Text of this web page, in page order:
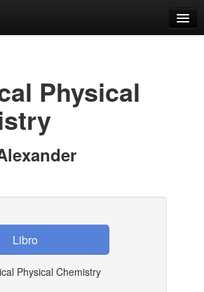
Physical
Physical Chemistry